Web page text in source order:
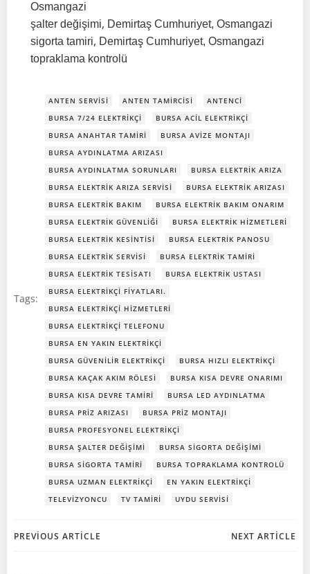
Osmangazi
şalter değişimi, Demirtaş Cumhuriyet, Osmangazi
sigorta tamiri, Demirtaş Cumhuriyet, Osmangazi
topraklama kontrolü
Tags:
ANTEN SERVISI ANTEN TAMIRCISI
ANTENCI
BURSA 7/24 ELEKTRIKÇI
BURSA ACIL ELEKTRIKÇI
BURSA ANAHTAR TAMIRI
BURSA AVIZE MONTAJI
BURSA AYDINLATMA ARIZASI
BURSA AYDINLATMA SORUNLARI
BURSA ELEKTRIK ARIZA
BURSA ELEKTRIK ARIZA SERVISI
BURSA ELEKTRIK ARIZASI
BURSA ELEKTRIK BAKIM
BURSA ELEKTRIK BAKIM ONARIM
BURSA ELEKTRIK GÜVENLIĞI
BURSA ELEKTRIK HIZMETLERI
BURSA ELEKTRIK KESINTISI
BURSA ELEKTRIK PANOSU
BURSA ELEKTRIK SERVISI
BURSA ELEKTRIK TAMIRI
BURSA ELEKTRIK TESISATI
BURSA ELEKTRIK USTASI
BURSA ELEKTRIKÇI FIYATLARI.
BURSA ELEKTRIKÇI HIZMETLERI
BURSA ELEKTRIKÇI TELEFONU
BURSA EN YAKIN ELEKTRIKÇI
BURSA GÜVENILIR ELEKTRIKÇI
BURSA HIZLI ELEKTRIKÇI
BURSA KAÇAK AKIM RÖLESI
BURSA KISA DEVRE ONARIMI
BURSA KISA DEVRE TAMIRI
BURSA LED AYDINLATMA
BURSA PRIZ ARIZASI
BURSA PRIZ MONTAJI
BURSA PROFESYONEL ELEKTRIKÇI
BURSA ŞALTER DEĞIŞIMI
BURSA SIGORTA DEĞIŞIMI
BURSA SIGORTA TAMIRI
BURSA TOPRAKLAMA KONTROLÜ
BURSA UZMAN ELEKTRIKÇI
EN YAKIN ELEKTRIKÇI
TELEVIZYONCU
TV TAMIRI UYDU SERVISI
Post
PREVIOUS ARTICLE NEXT ARTICLE